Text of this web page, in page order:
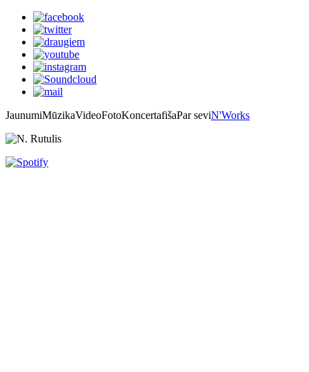
JaunumiMūzikaVideoFotoKoncertafišaPar seviN'Works